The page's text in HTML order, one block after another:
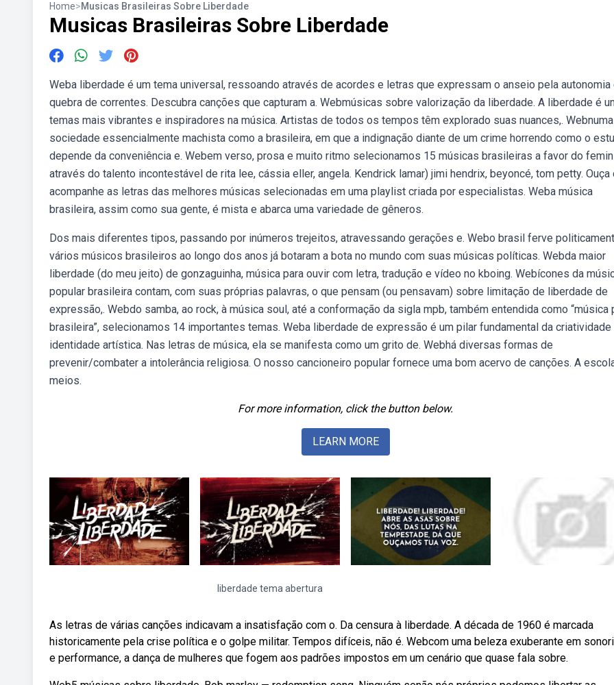
Home>Musicas Brasileiras Sobre Liberdade
Musicas Brasileiras Sobre Liberdade
Weba liberdade é um tema universal, ressoando através de acordes e letras que expressam o anseio pela autonomia
quebra de correntes. Descubra canções que capturam a. Webmúsicas sobre valorização da liberdade. A liberdade é
temas mais vibrantes e inspiradores na música. Artistas de todos os tempos têm explorado suas nuances,. Webnuma
sociedade essencialmente machista como a brasileira, em que a indignação diante de um crime horrendo como o
depende da conveniência e. Webem verso, prosa e muito ritmo selecionamos 15 músicas brasileiras a favor do
através do talento incontestável de rita lee, cássia eller, angela. Kendrick lamar) jimi hendrix, beyoncé, tom petty. Ouça
acompanhe as letras das melhores músicas selecionadas em uma playlist criada por especialistas. Weba música
brasileira, assim como sua gente, é mista e abarca uma variedade de gêneros.
Dos mais diferentes tipos, passando por inúmeros trejeitos, atravessando gerações e. Webo brasil ferve
vários músicos brasileiros ao longo dos anos já botaram a bota no mundo com suas músicas políticas. Webda maior
liberdade (do meu jeito) de gonzaguinha, música para ouvir com letra, tradução e vídeo no kboing. Webícones da
popular brasileira contam, com suas próprias palavras, o que pensam (ou pensavam) sobre limitação de liberdade de
expressão,. Webdo samba, ao rock, à música soul, até a conformação da sigla mpb, também entendida como “música
brasileira”, selecionamos 14 importantes temas. Weba liberdade de expressão é um pilar fundamental da criatividade
identidade artística. Nas letras de música, ela se manifesta como um grito de. Webhá diversas formas de
prevenir/combater a intolerância religiosa. O nosso cancioneiro popular fornece uma bom acervo de canções. A
meios.
For more information, click the button below.
LEARN MORE
liberdade tema abertura
As letras de várias canções indicavam a insatisfação com o. Da censura à liberdade. A década de 1960 é marcada
historicamente pela crise política e o golpe militar. Tempos difíceis, não é. Webcom uma beleza exuberante em
e performance, a dança de mulheres que fogem aos padrões impostos em um cenário que quase fala sobre.